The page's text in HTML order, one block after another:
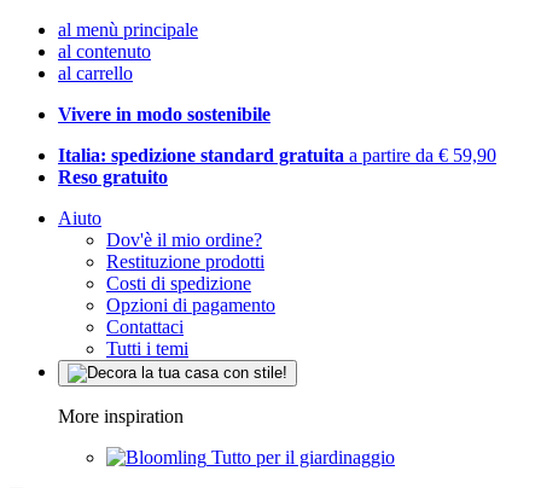
al menù principale
al contenuto
al carrello
Vivere in modo sostenibile
Italia: spedizione standard gratuita a partire da € 59,90
Reso gratuito
Aiuto
Dov'è il mio ordine?
Restituzione prodotti
Costi di spedizione
Opzioni di pagamento
Contattaci
Tutti i temi
More inspiration
Tutto per il giardinaggio